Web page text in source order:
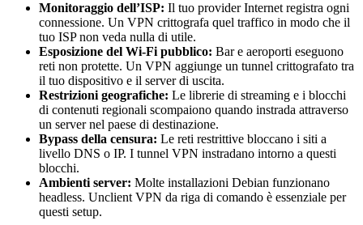
Monitoraggio dell’ISP: Il tuo provider Internet registra ogni
connessione. Un VPN crittografa quel traffico in modo che il
tuo ISP non veda nulla di utile.
Esposizione del Wi-Fi pubblico: Bar e aeroporti eseguono
reti non protette. Un VPN aggiunge un tunnel crittografato tra
il tuo dispositivo e il server di uscita.
Restrizioni geografiche: Le librerie di streaming e i blocchi
di contenuti regionali scompaiono quando instrada attraverso
un server nel paese di destinazione.
Bypass della censura: Le reti restrittive bloccano i siti a
livello DNS o IP. I tunnel VPN instradano intorno a questi
blocchi.
Ambienti server: Molte installazioni Debian funzionano
headless. Unclient VPN da riga di comando è essenziale per
questi setup.